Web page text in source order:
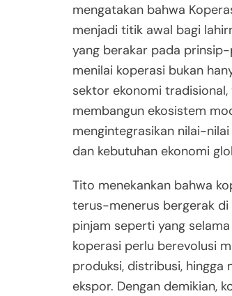
mengatakan bahwa
menjadi titik awal bagi
yang berakar pada
menilai koperasi bukan
sektor ekonomi
membangun ekosistem
mengintegrasikan nilai-
dan kebutuhan ekonomi
Tito menekankan bahwa
terus-menerus bergerak
pinjam seperti yang
koperasi perlu berevolusi
produksi, distribusi, hingga
ekspor. Dengan demikian,